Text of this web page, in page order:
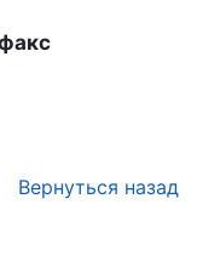
Вернуться назад